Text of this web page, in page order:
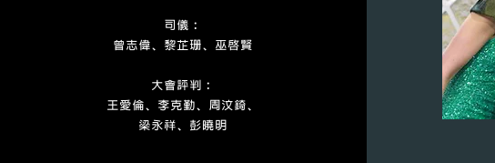
司儀﹕
曾志偉、黎芷珊、巫啟賢
大會評判﹕
王愛倫、李克勤、周汶錡、
梁永祥、彭曉明